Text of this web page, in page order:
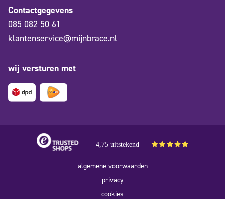
Contactgegevens
085 082 50 61
klantenservice@mijnbrace.nl
wij versturen met
4,75 uitstekend
algemene voorwaarden
privacy
cookies